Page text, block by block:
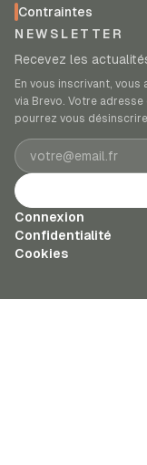
Contraintes
NEWSLETTER
Recevez les
En vous inscrivant,
via Brevo. Votre
pourrez vous
Adresse e-mail
Connexion
Confidentialité
Cookies